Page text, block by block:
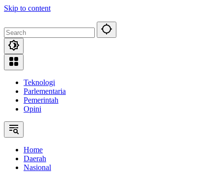
Skip to content
Teknologi
Parlementaria
Pemerintah
Opini
Home
Daerah
Nasional